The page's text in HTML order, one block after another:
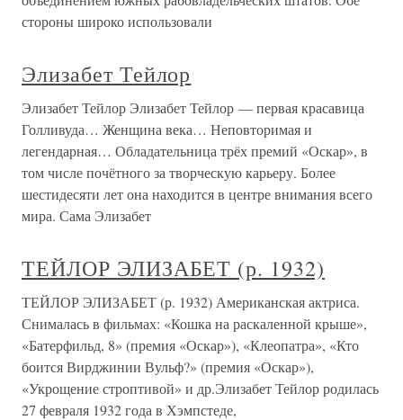
стороны широко использовали
Элизабет Тейлор
Элизабет Тейлор Элизабет Тейлор — первая красавица
Голливуда… Женщина века… Неповторимая и
легендарная… Обладательница трёх премий «Оскар», в
том числе почётного за творческую карьеру. Более
шестидесяти лет она находится в центре внимания всего
мира. Сама Элизабет
ТЕЙЛОР ЭЛИЗАБЕТ (р. 1932)
ТЕЙЛОР ЭЛИЗАБЕТ (р. 1932) Американская актриса.
Снималась в фильмах: «Кошка на раскаленной крыше»,
«Батерфильд, 8» (премия «Оскар»), «Клеопатра», «Кто
боится Вирджинии Вульф?» (премия «Оскар»),
«Укрощение строптивой» и др.Элизабет Тейлор родилась
27 февраля 1932 года в Хэмпстеде,